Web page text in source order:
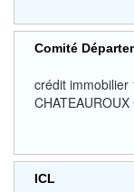
Comité
crédit immobilier
ICL